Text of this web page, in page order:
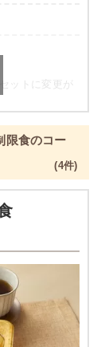
ットでの栄養
ュー例
け
24.6g、脂
リウム：
の一例と
能なメニュ
ットに変更が
養素例
限食のコー
(4件)